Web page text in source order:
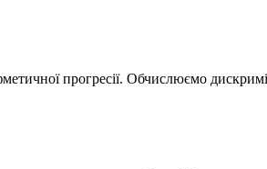
прогресії. Обчислюємо